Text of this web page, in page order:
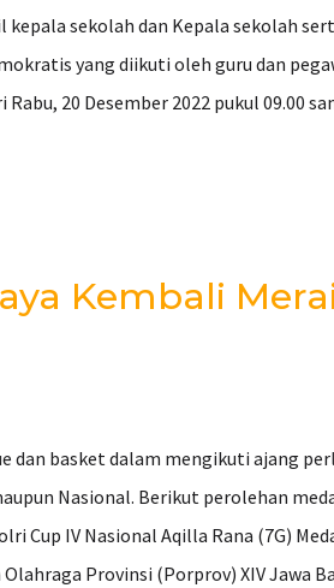
sekolah dan Kepala sekolah
yang diikuti oleh guru dan
20 Desember 2022 pukul 09.00
Kembali
dan basket dalam mengikuti ajang
Nasional. Berikut perolehan
Cup IV Nasional Aqilla Rana (7G)
Provinsi (Porprov) XIV Jawa